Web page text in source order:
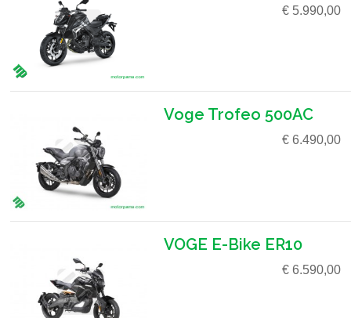
€ 5.990,00
Voge Trofeo 500AC
€ 6.490,00
VOGE E-Bike ER10
€ 6.590,00